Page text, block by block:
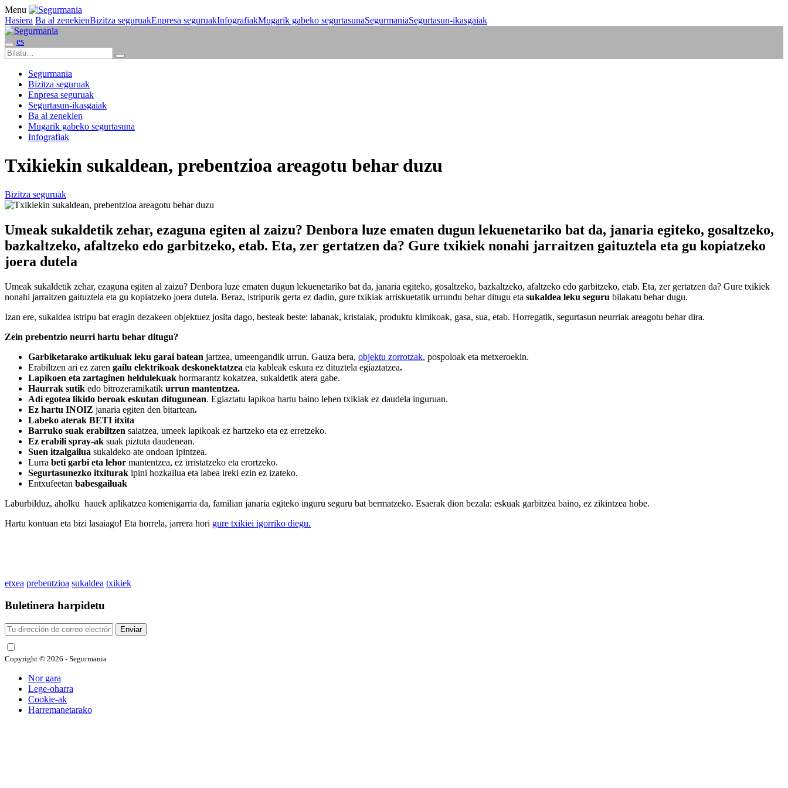
Menu
Hasiera Ba al zenekienBizitza seguruakEnpresa seguruakInfografiakMugarik gabeko segurtasunaSegurmaniaSegurtasun-ikasgaiak
es
Segurmania
Bizitza seguruak
Enpresa seguruak
Segurtasun-ikasgaiak
Ba al zenekien
Mugarik gabeko segurtasuna
Infografiak
Txikiekin sukaldean, prebentzioa areagotu behar duzu
Bizitza seguruak
Umeak sukaldetik zehar, ezaguna egiten al zaizu? Denbora luze ematen dugun lekuenetariko bat da, janaria egiteko, gosaltzeko,
bazkaltzeko, afaltzeko edo garbitzeko, etab. Eta, zer gertatzen da? Gure txikiek nonahi jarraitzen gaituztela eta gu kopiatzeko
joera dutela
Umeak sukaldetik zehar, ezaguna egiten al zaizu? Denbora luze ematen dugun lekuenetariko bat da, janaria egiteko, gosaltzeko, bazkaltzeko, afaltzeko edo garbitzeko, etab. Eta, zer gertatzen da? Gure txikiek
nonahi jarraitzen gaituztela eta gu kopiatzeko joera dutela. Beraz, istripurik gerta ez dadin, gure txikiak arriskuetatik urrundu behar ditugu eta sukaldea leku seguru bilakatu behar dugu.
Izan ere, sukaldea istripu bat eragin dezakeen objektuez josita dago, besteak beste: labanak, kristalak, produktu kimikoak, gasa, sua, etab. Horregatik, segurtasun neurriak areagotu behar dira.
Zein prebentzio neurri hartu behar ditugu?
Garbiketarako artikuluak leku garai batean jartzea, umeengandik urrun. Gauza bera, objektu zorrotzak, pospoloak eta metxeroekin.
Erabiltzen ari ez zaren gailu elektrikoak deskonektatzea eta kableak eskura ez dituztela egiaztatzea.
Lapikoen eta zartaginen heldulekuak hormarantz kokatzea, sukaldetik atera gabe.
Haurrak sutik edo bitrozeramikatik urrun mantentzea.
Adi egotea likido beroak eskutan ditugunean. Egiaztatu lapikoa hartu baino lehen txikiak ez daudela inguruan.
Ez hartu INOIZ janaria egiten den bitartean.
Labeko aterak BETI itxita
Barruko suak erabiltzen saiatzea, umeek lapikoak ez hartzeko eta ez erretzeko.
Ez erabili spray-ak suak piztuta daudenean.
Suen itzalgailua sukaldeko ate ondoan ipintzea.
Lurra beti garbi eta lehor mantentzea, ez irristatzeko eta erortzeko.
Segurtasunezko itxiturak ipini hozkailua eta labea ireki ezin ez izateko.
Entxufeetan babesgailuak
Laburbilduz, aholku hauek aplikatzea komenigarria da, familian janaria egiteko inguru seguru bat bermatzeko. Esaerak dion bezala: eskuak garbitzea baino, ez zikintzea hobe.
Hartu kontuan eta bizi lasaiago! Eta horrela, jarrera hori gure txikiei igorriko diegu.
etxea prebentzioa sukaldea txikiek
Buletinera harpidetu
Enviar
Copyright © 2026 - Segurmania
Nor gara
Lege-oharra
Cookie-ak
Harremanetarako